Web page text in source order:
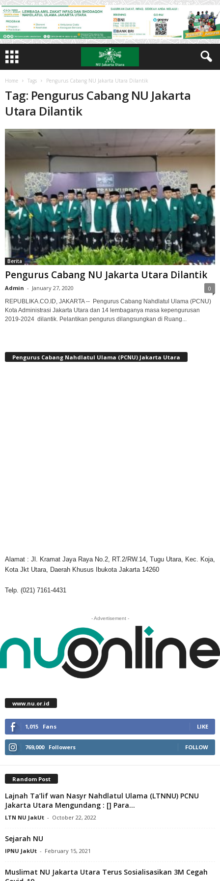
Home Tags Pengurus Cabang NU Jakarta Utara Dilantik
Tag: Pengurus Cabang NU Jakarta
Utara Dilantik
Berita
Pengurus Cabang NU Jakarta Utara Dilantik
Admin - January 27, 2020 0
REPUBLIKA.CO.ID, JAKARTA -- Pengurus Cabang Nahdlatul Ulama (PCNU)
Kota Administrasi Jakarta Utara dan 14 lembaganya masa kepengurusan
2019-2024 dilantik. Pelantikan pengurus dilangsungkan di Ruang...
Pengurus Cabang Nahdlatul Ulama (PCNU) Jakarta Utara
Alamat : Jl. Kramat Jaya Raya No.2, RT.2/RW.14, Tugu Utara, Kec. Koja,
Kota Jkt Utara, Daerah Khusus Ibukota Jakarta 14260
Telp. (021) 7161-4431
- Advertisement -
www.nu.or.id
1,015 Fans LIKE
769,000 Followers FOLLOW
Random Post
Lajnah Ta’lif wan Nasyr Nahdlatul Ulama (LTNNU) PCNU
Jakarta Utara Mengundang : [] Para...
LTN NU JakUt - October 22, 2022
Sejarah NU
IPNU JakUt - February 15, 2021
Muslimat NU Jakarta Utara Terus Sosialisasikan 3M Cegah